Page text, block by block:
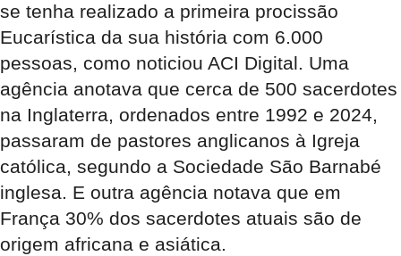
se tenha realizado a primeira procissão
Eucarística da sua história com 6.000
pessoas, como noticiou ACI Digital. Uma
agência anotava que cerca de 500 sacerdotes
na Inglaterra, ordenados entre 1992 e 2024,
passaram de pastores anglicanos à Igreja
católica, segundo a Sociedade São Barnabé
inglesa. E outra agência notava que em
França 30% dos sacerdotes atuais são de
origem africana e asiática.